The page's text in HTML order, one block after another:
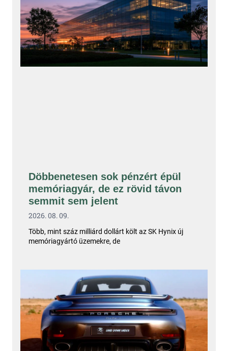
Döbbenetesen sok pénzért épül
memóriagyár, de ez rövid távon
semmit sem jelent
2026. 08. 09.
Több, mint száz milliárd dollárt költ az SK Hynix új
memóriagyártó üzemekre, de